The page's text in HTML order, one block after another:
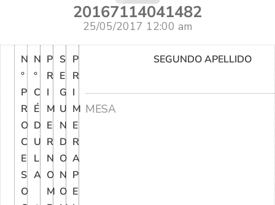
20167114041482
25/05/2017 12:00 am
N
°
P
R
O
C
E
S
O
N
°
C
É
D
U
L
A
P
R
I
M
E
R
N
O
M
S
E
G
U
N
D
O
N
O
P
R
I
M
E
R
A
P
E
SEGUNDO APELLIDO
MESA